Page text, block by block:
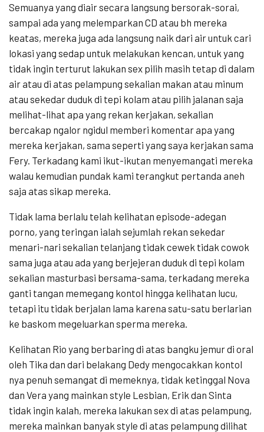
Semuanya yang diair secara langsung bersorak-sorai,
sampai ada yang melemparkan CD atau bh mereka
keatas, mereka juga ada langsung naik dari air untuk cari
lokasi yang sedap untuk melakukan kencan, untuk yang
tidak ingin terturut lakukan sex pilih masih tetap di dalam
air atau di atas pelampung sekalian makan atau minum
atau sekedar duduk di tepi kolam atau pilih jalanan saja
melihat-lihat apa yang rekan kerjakan, sekalian
bercakap ngalor ngidul memberi komentar apa yang
mereka kerjakan, sama seperti yang saya kerjakan sama
Fery. Terkadang kami ikut-ikutan menyemangati mereka
walau kemudian pundak kami terangkut pertanda aneh
saja atas sikap mereka.
Tidak lama berlalu telah kelihatan episode-adegan
porno, yang teringan ialah sejumlah rekan sekedar
menari-nari sekalian telanjang tidak cewek tidak cowok
sama juga atau ada yang berjejeran duduk di tepi kolam
sekalian masturbasi bersama-sama, terkadang mereka
ganti tangan memegang kontol hingga kelihatan lucu,
tetapi itu tidak berjalan lama karena satu-satu berlarian
ke baskom megeluarkan sperma mereka.
Kelihatan Rio yang berbaring di atas bangku jemur di oral
oleh Tika dan dari belakang Dedy mengocakkan kontol
nya penuh semangat di memeknya, tidak ketinggal Nova
dan Vera yang mainkan style Lesbian, Erik dan Sinta
tidak ingin kalah, mereka lakukan sex di atas pelampung,
mereka mainkan banyak style di atas pelampung dilihat